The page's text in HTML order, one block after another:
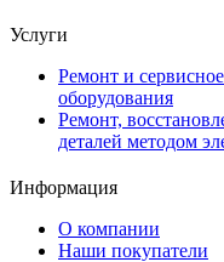
Услуги
Ремонт и
оборудования
Ремонт,
деталей методом
Информация
О компании
Наши покупатели